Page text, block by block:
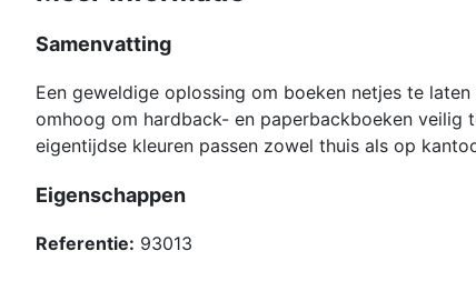
Samenvatting
Een geweldige oplossing om boeken netjes te
omhoog om hardback- en paperbackboeken veilig
eigentijdse kleuren passen zowel thuis als op
Eigenschappen
Referentie: 93013